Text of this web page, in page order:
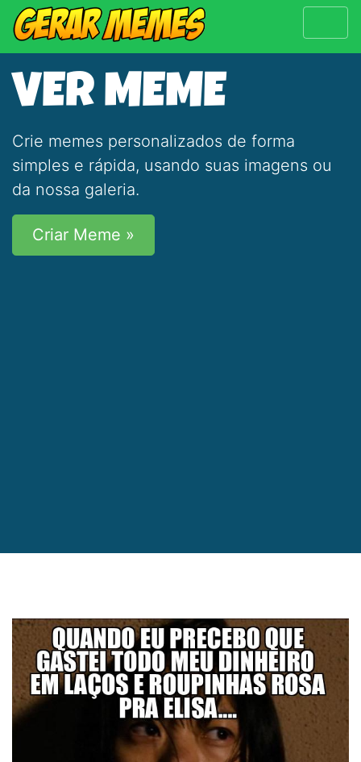
VER MEME
Crie memes personalizados de forma
simples e rápida, usando suas imagens ou
da nossa galeria.
Criar Meme »